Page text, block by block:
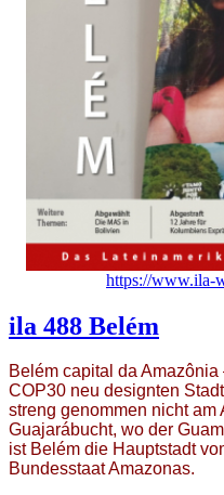
https://www.ila-
ila 488 Belém
Belém capital da
COP30 neu designten
streng genommen nicht
Guajarábucht, wo der
ist Belém die Hauptstadt
Bundesstaat Amazonas.